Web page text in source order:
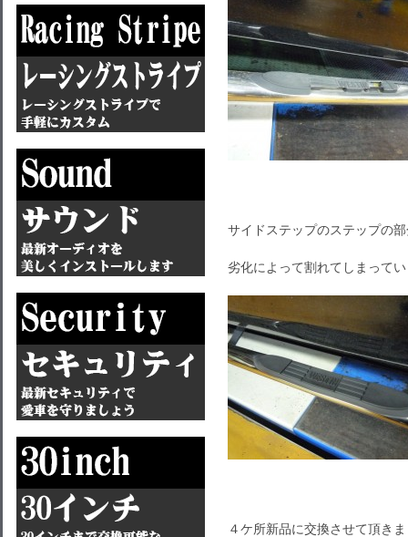
サイドステップのステップの
劣化によって割れてしまって
４ケ所新品に交換させて頂き